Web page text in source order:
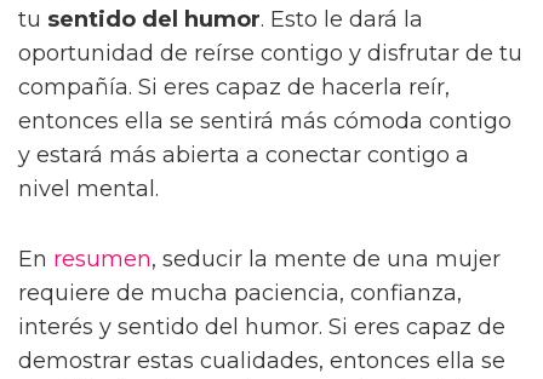
tu sentido del humor. Esto le dará la
oportunidad de reírse contigo y disfrutar de tu
compañía. Si eres capaz de hacerla reír,
entonces ella se sentirá más cómoda contigo
y estará más abierta a conectar contigo a
nivel mental.
En resumen, seducir la mente de una mujer
requiere de mucha paciencia, confianza,
interés y sentido del humor. Si eres capaz de
demostrar estas cualidades, entonces ella se